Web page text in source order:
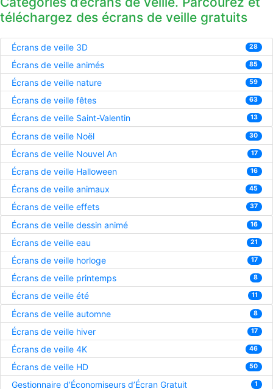
téléchargez des écrans de veille gratuits
Écrans de veille 3D 28
Écrans de veille animés 85
Écrans de veille nature 59
Écrans de veille fêtes 63
Écrans de veille Saint-Valentin 13
Écrans de veille Noël 30
Écrans de veille Nouvel An 17
Écrans de veille Halloween 16
Écrans de veille animaux 45
Écrans de veille effets 37
Écrans de veille dessin animé 16
Écrans de veille eau 21
Écrans de veille horloge 17
Écrans de veille printemps 8
Écrans de veille été 11
Écrans de veille automne 8
Écrans de veille hiver 17
Écrans de veille 4K 46
Écrans de veille HD 50
Gestionnaire d’Économiseurs d’Écran Gratuit 1